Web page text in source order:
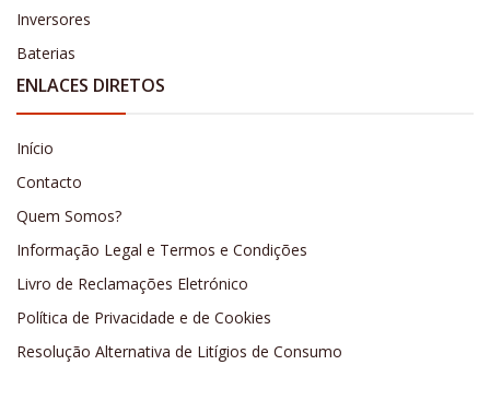
Inversores
Baterias
ENLACES DIRETOS
Início
Contacto
Quem Somos?
Informação Legal e Termos e Condições
Livro de Reclamações Eletrónico
Política de Privacidade e de Cookies
Resolução Alternativa de Litígios de Consumo